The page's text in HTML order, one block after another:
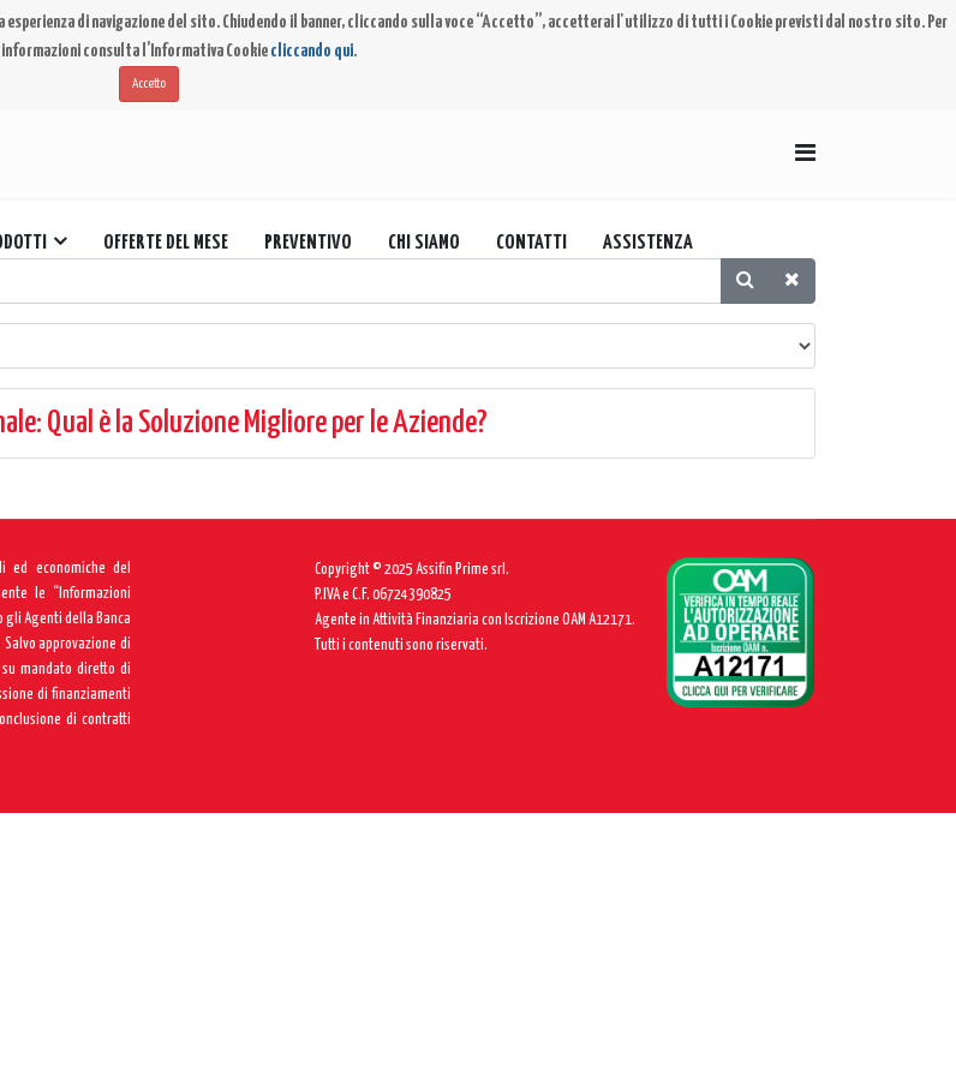
di navigazione del sito. Chiudendo il banner, cliccando sulla voce “Accetto”, accetterai l'utilizzo di tutti i Cookie previsti dal nostro sito. Per
consulta l’Informativa Cookiecliccando qui.
Accetto
OFFERTE DEL MESE PREVENTIVO CHI SIAMO CONTATTI ASSISTENZA
Qual è la Soluzione Migliore per le Aziende?
ed economiche del
le “Informazioni
gli Agenti della Banca
Salvo approvazione di
mandato diretto di
di finanziamenti
di contratti
Copyright © 2025 Assifin Prime srl.
P.IVA e C.F. 06724390825
Agente in Attività Finanziaria con Iscrizione OAM A12171.
Tutti i contenuti sono riservati.